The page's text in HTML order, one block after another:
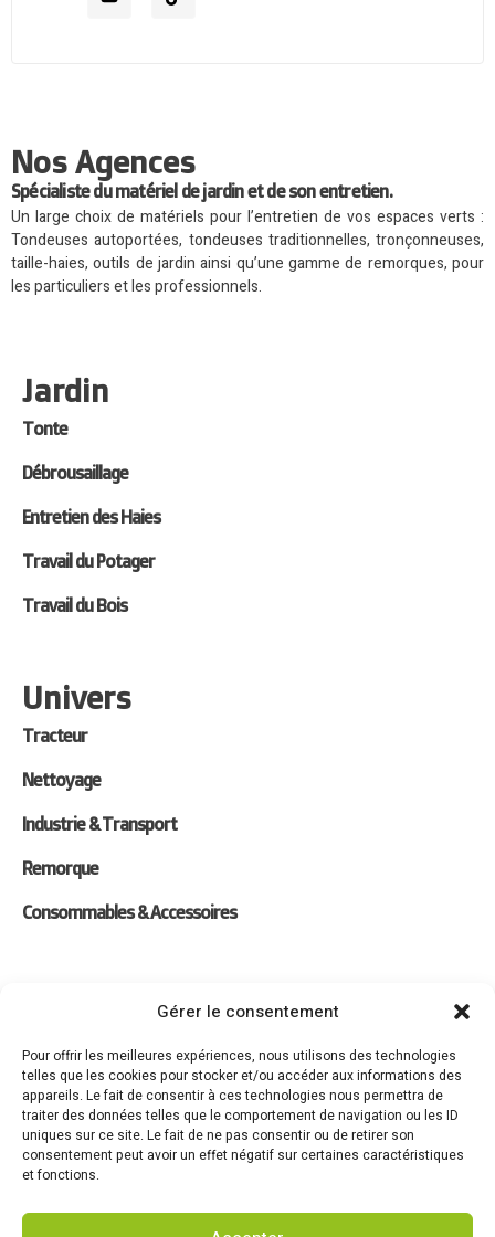
Gérer le consentement
Pour offrir les meilleures expériences, nous utilisons des technologies
telles que les cookies pour stocker et/ou accéder aux informations des
appareils. Le fait de consentir à ces technologies nous permettra de
traiter des données telles que le comportement de navigation ou les ID
uniques sur ce site. Le fait de ne pas consentir ou de retirer son
consentement peut avoir un effet négatif sur certaines caractéristiques
et fonctions.
Nos Agences
Spécialiste du matériel de jardin et de son entretien.
Un large choix de matériels pour l’entretien de vos espaces verts :
Tondeuses autoportées, tondeuses traditionnelles, tronçonneuses,
taille-haies, outils de jardin ainsi qu’une gamme de remorques, pour
les particuliers et les professionnels.
Jardin
Tonte
Débrousaillage
Entretien des Haies
Travail du Potager
Travail du Bois
Univers
Tracteur
Nettoyage
Industrie & Transport
Remorque
Consommables & Accessoires
Forfaits Entretien
Actualités
Recrutement
Contact